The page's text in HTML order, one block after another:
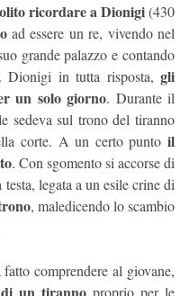
ricordare a Dionigi(430
ad essere un re, vivendo nel
grande palazzo e contando
Dionigi in tutta risposta, gli
un solo giorno. Durante il
sedeva sul trono del tiranno
corte. A un certo punto il
. Con sgomento si accorse di
legata a un esile crine di
, maledicendo lo scambio
comprendere al giovane,